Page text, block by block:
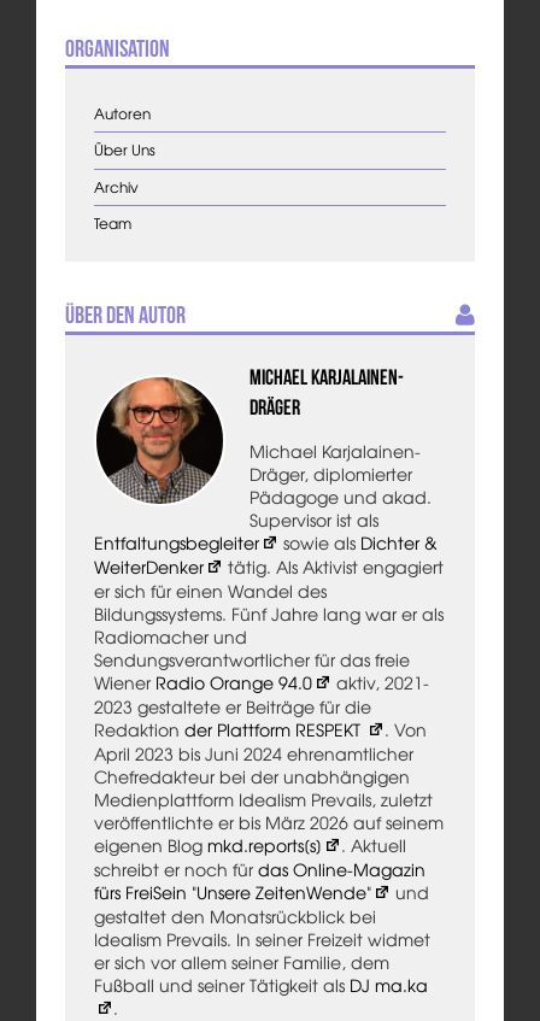
Organisation
Autoren
Über Uns
Archiv
Team
Über den Autor
Michael Karjalainen-
Dräger
Michael Karjalainen-
Dräger, diplomierter
Pädagoge und akad.
Supervisor ist als
Entfaltungsbegleiter
sowie als Dichter &
WeiterDenker
tätig. Als Aktivist engagiert
er sich für einen Wandel des
Bildungssystems. Fünf Jahre lang war er als
Radiomacher und
Sendungsverantwortlicher für das freie
Wiener Radio Orange 94.0
aktiv, 2021-
2023 gestaltete er Beiträge für die
Redaktion der Plattform RESPEKT
. Von
April 2023 bis Juni 2024 ehrenamtlicher
Chefredakteur bei der unabhängigen
Medienplattform Idealism Prevails, zuletzt
veröffentlichte er bis März 2026 auf seinem
eigenen Blog mkd.reports[s]
. Aktuell
schreibt er noch für das Online-Magazin
fürs FreiSein "Unsere ZeitenWende"
und
gestaltet den Monatsrückblick bei
Idealism Prevails. In seiner Freizeit widmet
er sich vor allem seiner Familie, dem
Fußball und seiner Tätigkeit als DJ ma.ka
.